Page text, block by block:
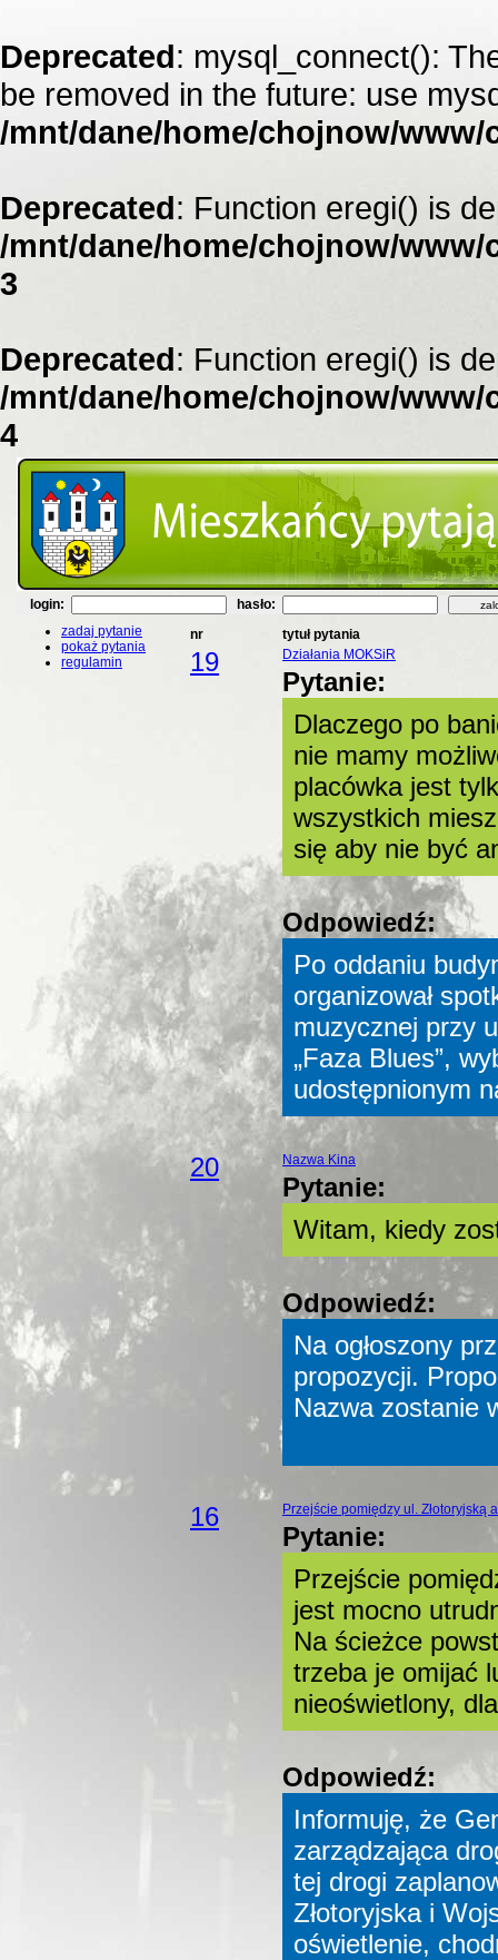
Deprecated: mysql_connect():
be removed in the future: use
/mnt/dane/home/chojnow/
Deprecated: Function eregi() is
/mnt/dane/home/chojnow/
3
Deprecated: Function eregi() is
/mnt/dane/home/chojnow/
4
login:
hasło:
zadaj pytanie
pokaż pytania
regulamin
nr tytuł pytania
19 Działania MOKSiR
Pytanie:
Dlaczego po
nie mamy
placówka jest
wszystkich
się aby nie być
Odpowiedź:
Po oddaniu
organizował
muzycznej przy
„Faza Blues”,
udostępnionym
20 Nazwa Kina
Pytanie:
Witam, kiedy
Odpowiedź:
Na ogłoszony
propozycji.
Nazwa zostanie
16 Przejście pomiędzy ul. Złotoryjską
Pytanie:
Przejście
jest mocno
Na ścieżce
trzeba je omijać
nieoświetlony,
Odpowiedź:
Informuję, że
zarządzająca
tej drogi
Złotoryjska i
oświetlenie,